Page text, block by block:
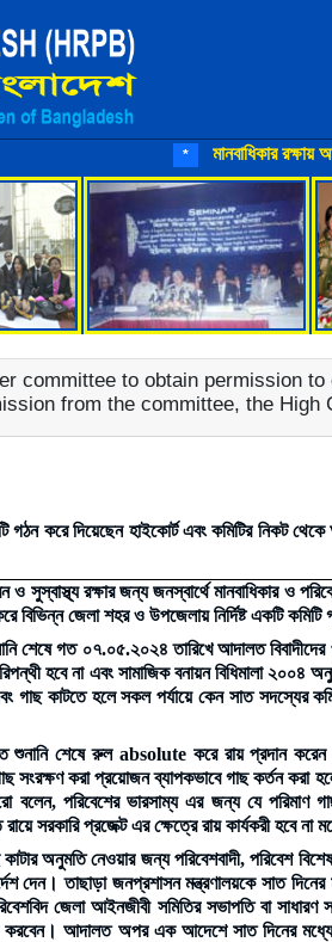
মানবাধিকার রক্ষায় আমরা
committee to obtain permission
from the committee, the High
করে দিয়েছেন হাইকোর্ট এবং কমিটির নিকট থেকে
সুস্বাস্থ্য রক্ষার জন্য জনস্বার্থে মানবাধিকার ও
জেলা শহর ও উপজেলায় নির্দিষ্ট একটি কমিটি
শেষে গত ০৭.০৫.২০২৪ তারিখে আদালত বিবাদীদের
হবে না এবং সামাজিক বনায়ন বিধিমালা ২০০৪
গাছ কাটতে হলে সকল পর্যায়ে কেন সাত সদস্যের
শুনানি শেষে রুল absolute করে রায় প্রদান করেন
করা প্রয়োজন ব্যাপকভাবে গাছ কর্তন করা
পরিবেশের ভারসাম্য এর জন্য যে পরিমাণ
প্রজেক্ট এর ক্ষেত্রে রায় কার্যকরী হবে না
অনুমতি নেওয়ার জন্য পরিবেশবাদী, পরিবেশ
দেন। তাছাড়া জনপ্রশাসন মন্ত্রণালয়কে সাত
জেলা আইনজীবী সমিতির সভাপতি বা সাধারণ
করবেন। আদালত অপর এক আদেশে সাত দিনের